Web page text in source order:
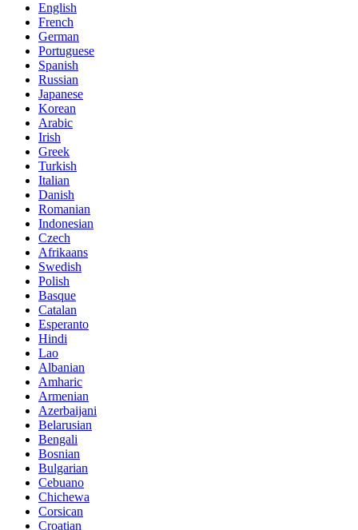
English
French
German
Portuguese
Spanish
Russian
Japanese
Korean
Arabic
Irish
Greek
Turkish
Italian
Danish
Romanian
Indonesian
Czech
Afrikaans
Swedish
Polish
Basque
Catalan
Esperanto
Hindi
Lao
Albanian
Amharic
Armenian
Azerbaijani
Belarusian
Bengali
Bosnian
Bulgarian
Cebuano
Chichewa
Corsican
Croatian